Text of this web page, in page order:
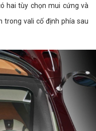
hai tùy chọn mui cứng và
trong vali cố định phía sau